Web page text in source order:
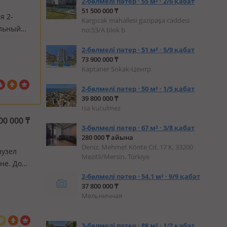
2-
000₸
Дoм
51 500 000 ₸
Kargıcak mahallesi gazipaşa caddesi
no:53/A blok b
2-бөлмелі пәтер · 51 м² · 5/9 қабат
73 900 000 ₸
Kaptaner Sokak-Центр
2-бөлмелі пәтер · 50 м² · 1/5 қабат
39 800 000 ₸
Isa kuculmez
3-бөлмелі пәтер · 67 м² · 3/8 қабат
280 000 ₸ айына
Deniz, Mehmet Könte Cd. 17 K, 33200
Mezitli/Mersin, Türkiye
2-бөлмелі пәтер · 54.1 м² · 9/9 қабат
37 800 000 ₸
Мельничная